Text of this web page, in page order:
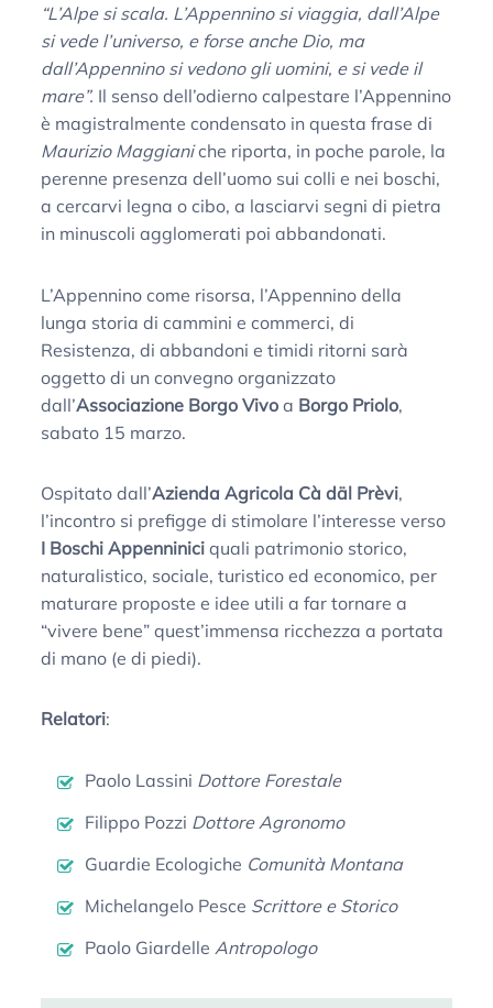
“L’Alpe si scala. L’Appennino si viaggia, dall’Alpe
si vede l’universo, e forse anche Dio, ma
dall’Appennino si vedono gli uomini, e si vede il
mare”. Il senso dell’odierno calpestare l’Appennino
è magistralmente condensato in questa frase di
Maurizio Maggianiche riporta, in poche parole, la
perenne presenza dell’uomo sui colli e nei boschi,
a cercarvi legna o cibo, a lasciarvi segni di pietra
in minuscoli agglomerati poi abbandonati.
L’Appennino come risorsa, l’Appennino della
lunga storia di cammini e commerci, di
Resistenza, di abbandoni e timidi ritorni sarà
oggetto di un convegno organizzato
dall’Associazione Borgo Vivo a Borgo Priolo,
sabato 15 marzo.
Ospitato dall’Azienda Agricola Cà däl Prèvi,
l’incontro si prefigge di stimolare l’interesse verso
I Boschi Appenninici quali patrimonio storico,
naturalistico, sociale, turistico ed economico, per
maturare proposte e idee utili a far tornare a
“vivere bene” quest’immensa ricchezza a portata
di mano (e di piedi).
Relatori:
Paolo Lassini Dottore Forestale
Filippo Pozzi Dottore Agronomo
Guardie Ecologiche Comunità Montana
Michelangelo Pesce Scrittore e Storico
Paolo Giardelle Antropologo